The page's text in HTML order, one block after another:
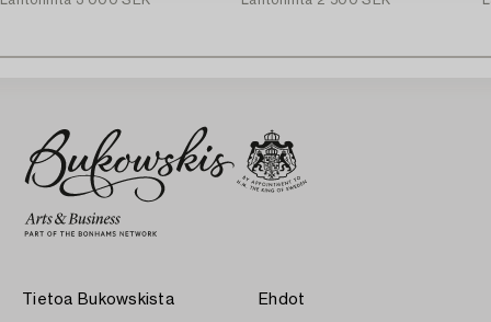
Tietoa Bukowskista Ehdot